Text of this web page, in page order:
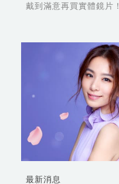
戴到滿意再買實體鏡片！
最新消息